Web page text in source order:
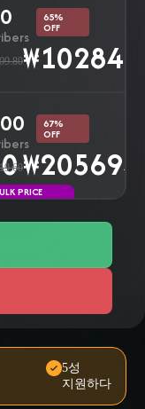
65%
OFF
67%
OFF
PRICE
5성
지원하다